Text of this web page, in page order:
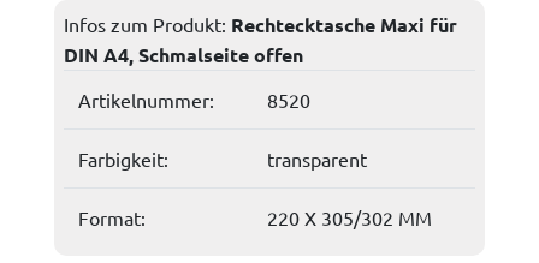
Infos zum Produkt: Rechtecktasche Maxi für
DIN A4, Schmalseite offen
Artikelnummer: 8520
Farbigkeit: transparent
Format: 220 X 305/302 MM